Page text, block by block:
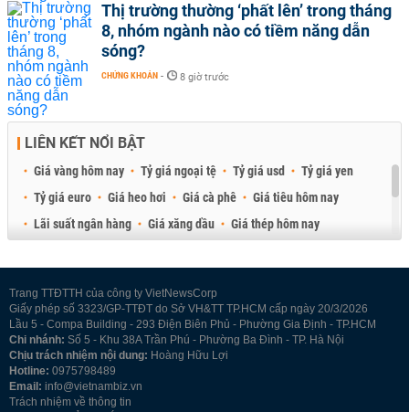
Thị trường thường ‘phất lên’ trong tháng
8, nhóm ngành nào có tiềm năng dẫn
sóng?
CHỨNG KHOÁN - 8 giờ trước
LIÊN KẾT NỔI BẬT
Giá vàng hôm nay Tỷ giá ngoại tệ Tỷ giá usd
Tỷ giá yen
Tỷ giá euro
Giá heo hơi Giá cà phê
Giá tiêu hôm nay
Lãi suất ngân hàng
Giá xăng dầu
Giá thép hôm nay
Trang TTĐTTH của công ty VietNewsCorp
Giấy phép số 3323/GP-TTĐT do Sở VH&TT TP.HCM cấp ngày 20/3/2026
Lầu 5 - Compa Building - 293 Điện Biên Phủ - Phường Gia Định - TP.HCM
Chi nhánh: Số 5 - Khu 38A Trần Phú - Phường Ba Đình - TP. Hà Nội
Chịu trách nhiệm nội dung: Hoàng Hữu Lợi
Hotline: 0975798489
Email: info@vietnambiz.vn
Trách nhiệm về thông tin